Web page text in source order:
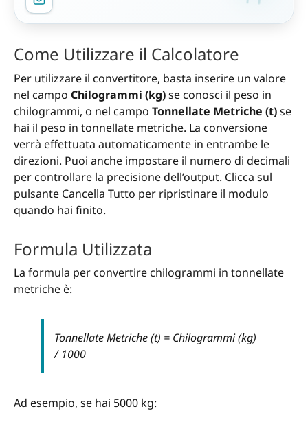
Come Utilizzare il Calcolatore
Per utilizzare il convertitore, basta inserire un valore
nel campo Chilogrammi (kg)se conosci il peso in
chilogrammi, o nel campo Tonnellate Metriche (t)se
hai il peso in tonnellate metriche. La conversione
verrà effettuata automaticamente in entrambe le
direzioni. Puoi anche impostare il numero di decimali
per controllare la precisione dell’output. Clicca sul
pulsante Cancella Tutto per ripristinare il modulo
quando hai finito.
Formula Utilizzata
La formula per convertire chilogrammi in tonnellate
metriche è:
Tonnellate Metriche (t) = Chilogrammi (kg)
/ 1000
Ad esempio, se hai 5000 kg: